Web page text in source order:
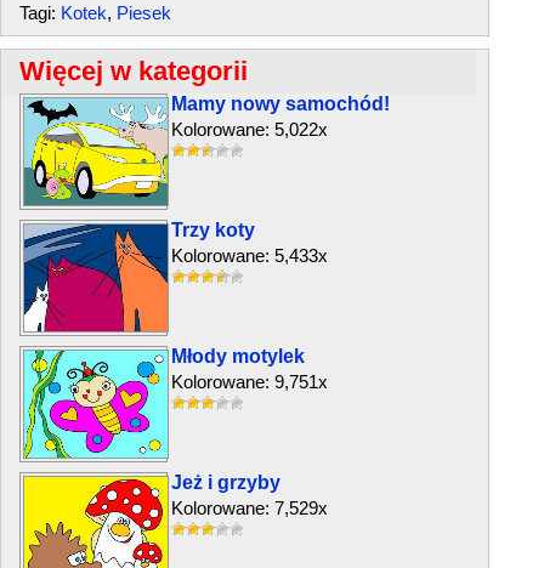
Tagi: Kotek, Piesek
Więcej w kategorii
Mamy nowy samochód!
Kolorowane: 5,022x
Trzy koty
Kolorowane: 5,433x
Młody motylek
Kolorowane: 9,751x
Jeż i grzyby
Kolorowane: 7,529x